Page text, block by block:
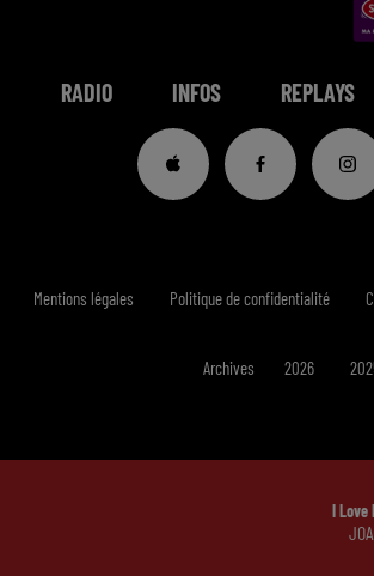
RADIO INFOS REPLAYS
I Love
Mentions légales Politique de confidentialité
Archives 2026